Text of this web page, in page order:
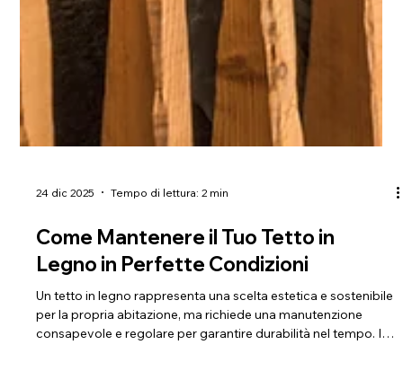
24 dic 2025 Tempo di lettura: 2 min
Legno in Perfette Condizioni
Un tetto in legno rappresenta una scelta estetica e sostenibile